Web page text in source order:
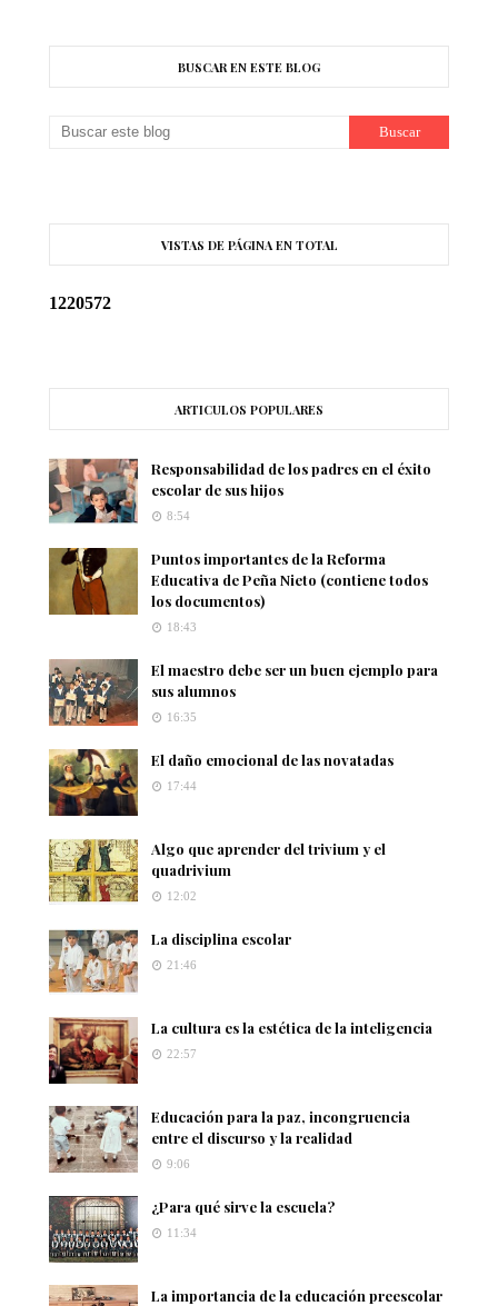
BUSCAR EN ESTE BLOG
VISTAS DE PÁGINA EN TOTAL
1220572
ARTICULOS POPULARES
Responsabilidad de los padres en el éxito
escolar de sus hijos
8:54
Puntos importantes de la Reforma
Educativa de Peña Nieto (contiene todos
los documentos)
18:43
El maestro debe ser un buen ejemplo para
sus alumnos
16:35
El daño emocional de las novatadas
17:44
Algo que aprender del trivium y el
quadrivium
12:02
La disciplina escolar
21:46
La cultura es la estética de la inteligencia
22:57
Educación para la paz, incongruencia
entre el discurso y la realidad
9:06
¿Para qué sirve la escuela?
11:34
La importancia de la educación preescolar